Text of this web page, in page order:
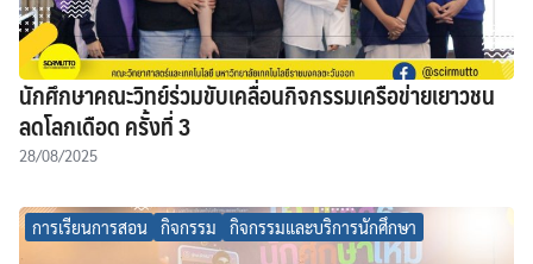
นักศึกษาคณะวิทย์ร่วมขับเคลื่อนกิจกรรมเครือข่ายเยาวชน
ลดโลกเดือด ครั้งที่ 3
28/08/2025
การเรียนการสอน กิจกรรม กิจกรรมและบริการนักศึกษา